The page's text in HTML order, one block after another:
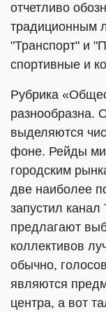
отчетливо
традиционным
"Транспорт" и
спортивные и
Рубрика
разнообразна.
выделяются
фоне. Рейды
городским
две наиболее
запустил канал
предлагают
коллективов
обычно,
являются
центра, а вот